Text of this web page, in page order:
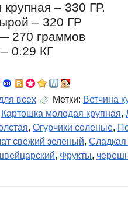
– 330 ГР.
– 320 ГР
270 граммов
0.29 КГ
всех Метки: Ветчина
Картошка молодая крупная,
, Огурчики соленые,
свежий зеленый, Сладкая
, Фрукты,